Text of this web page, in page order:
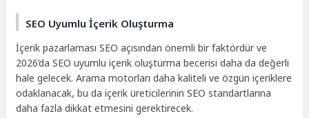
SEO Uyumlu İçerik Oluşturma
İçerik pazarlaması SEO açısından önemli bir faktördür ve
2026’da SEO uyumlu içerik oluşturma becerisi daha da değerli
hale gelecek. Arama motorları daha kaliteli ve özgün içeriklere
odaklanacak, bu da içerik üreticilerinin SEO standartlarına
daha fazla dikkat etmesini gerektirecek.